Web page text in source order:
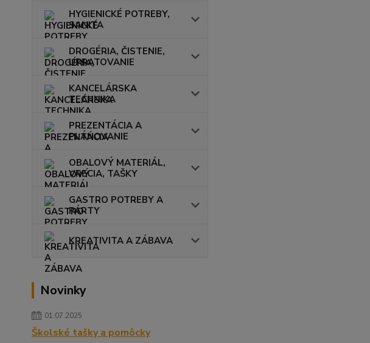
HYGIENICKÉ POTREBY,
SANITA
DROGÉRIA, ČISTENIE,
UPRATOVANIE
KANCELÁRSKA
TECHNIKA
PREZENTÁCIA A
PLÁNOVANIE
OBALOVÝ MATERIÁL,
VRECIA, TAŠKY
GASTRO POTREBY A
PÁRTY
KREATIVITA A ZÁBAVA
Novinky
01.07.2025
Školské tašky a pomôcky